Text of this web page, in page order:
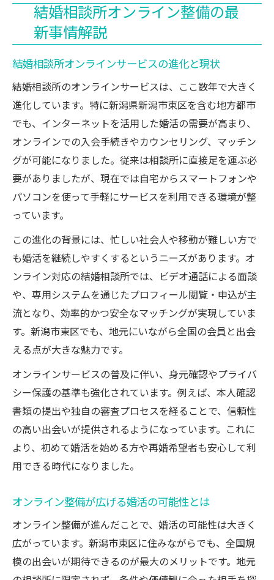
結婚相談所オンライン整備の最
新事情解説
結婚相談所オンラインサービスの進化と現状
結婚相談所のオンラインサービスは、ここ数年で大きく
進化しています。特に新潟県新潟市東区を含む地方都市
でも、インターネットを活用した婚活の需要が高まり、
オンラインでの入会手続きやカウンセリング、マッチン
グが可能になりました。従来は相談所に直接足を運ぶ必
要がありましたが、現在では自宅からスマートフォンや
パソコンを使って手軽にサービスを利用できる環境が整
っています。
この進化の背景には、忙しい社会人や移動が難しい方で
も婚活を継続しやすくするというニーズがあります。オ
ンライン対応の結婚相談所では、ビデオ通話による面談
や、専用システムを通じたプロフィール閲覧・申込が主
流となり、効率的かつ安全なマッチングが実現していま
す。新潟市東区でも、地元にいながら全国の会員と出会
える点が大きな魅力です。
オンラインサービスの普及に伴い、身元確認やプライバ
シー保護の基準も強化されています。例えば、本人確認
書類の提出や独自の審査プロセスを経ることで、信頼性
の高い出会いが提供されるようになっています。これに
より、初めて婚活を始める方や再婚希望者も安心して利
用できる時代になりました。
オンライン整備が広げる婚活の可能性とは
オンライン整備が進んだことで、婚活の可能性は大きく
広がっています。新潟市東区に住みながらでも、全国規
模の出会いが期待できるのが最大のメリットです。地元